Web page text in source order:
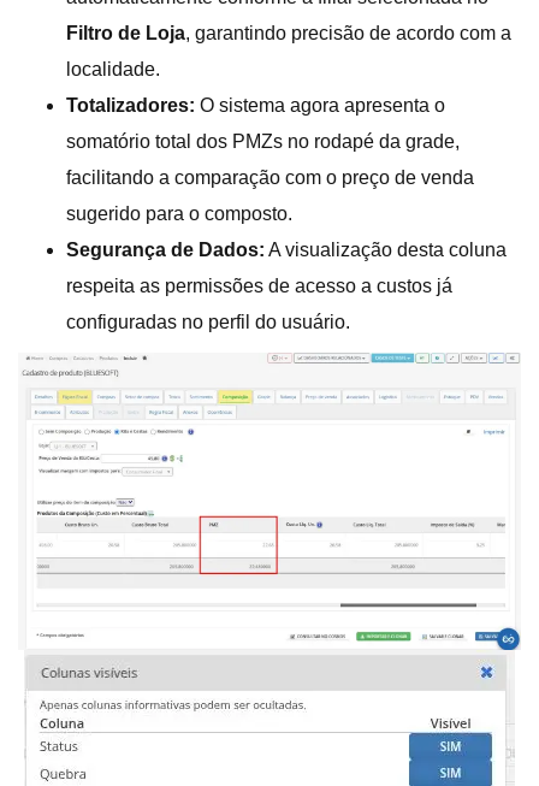
Filtro de Loja, garantindo precisão de acordo com a
localidade.
Totalizadores: O sistema agora apresenta o
somatório total dos PMZs no rodapé da grade,
facilitando a comparação com o preço de venda
sugerido para o composto.
Segurança de Dados: A visualização desta coluna
respeita as permissões de acesso a custos já
configuradas no perfil do usuário.